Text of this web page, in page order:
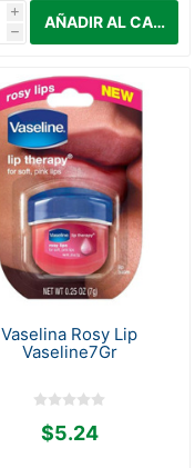
i
h
Vaselina Rosy Lip
Vaseline7Gr
$5.24